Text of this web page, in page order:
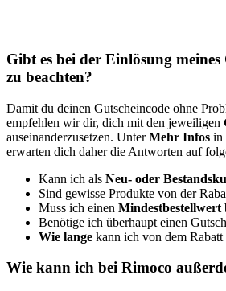
Gibt es bei der Einlösung meines
zu beachten?
Damit du deinen Gutscheincode ohne
empfehlen wir dir, dich mit den jeweiligen
auseinanderzusetzen. UnterMehr Infos in
erwarten dich daher die Antworten auf
Kann ich als Neu- oder
Sind gewisse Produkte von der
Muss ich einen Mindestbestellwert
Benötige ich überhaupt einen
Wie lange kann ich von dem
Wie kann ich bei Rimoco